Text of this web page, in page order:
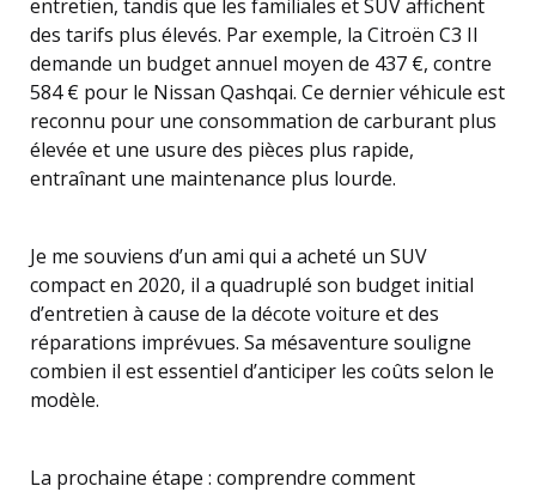
entretien, tandis que les familiales et SUV affichent
des tarifs plus élevés. Par exemple, la Citroën C3 II
demande un budget annuel moyen de 437 €, contre
584 € pour le Nissan Qashqai. Ce dernier véhicule est
reconnu pour une consommation de carburant plus
élevée et une usure des pièces plus rapide,
entraînant une maintenance plus lourde.
Je me souviens d’un ami qui a acheté un SUV
compact en 2020, il a quadruplé son budget initial
d’entretien à cause de la décote voiture et des
réparations imprévues. Sa mésaventure souligne
combien il est essentiel d’anticiper les coûts selon le
modèle.
La prochaine étape : comprendre comment